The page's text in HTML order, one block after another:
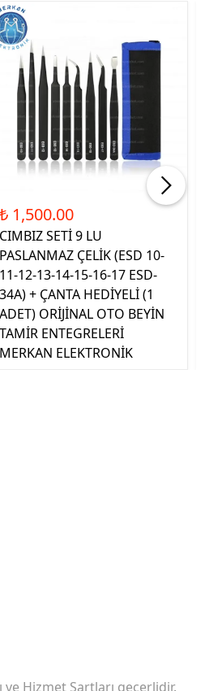
₺ 1,500.00
CIMBIZ SETİ 9 LU
PASLANMAZ ÇELİK (ESD 10-
11-12-13-14-15-16-17 ESD-
34A) + ÇANTA HEDİYELİ (1
ADET) ORİJİNAL OTO BEYİN
TAMİR ENTEGRELERİ
MERKAN ELEKTRONİK
ve Hizmet Şartları geçerlidir.